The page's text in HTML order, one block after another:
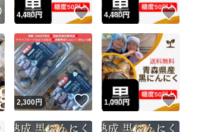
いいね！
4,480円 いいね！
4,480円 いいね！
いいね！
2,300円 いいね！
1,090円 いいね！